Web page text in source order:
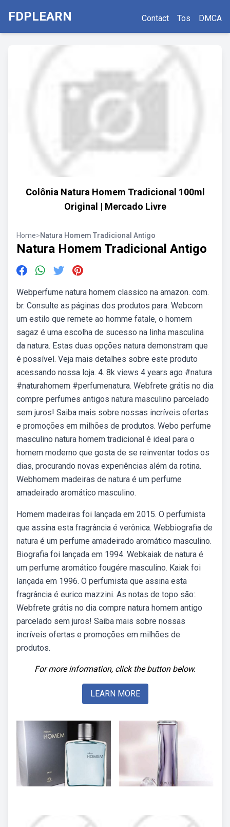
FDPLEARN Contact Tos DMCA
Colônia Natura Homem Tradicional 100ml
Original | Mercado Livre
Home>Natura Homem Tradicional Antigo
Natura Homem Tradicional Antigo
Webperfume natura homem classico na amazon. com.
br. Consulte as páginas dos produtos para. Webcom
um estilo que remete ao homme fatale, o homem
sagaz é uma escolha de sucesso na linha masculina
da natura. Estas duas opções natura demonstram que
é possível. Veja mais detalhes sobre este produto
acessando nossa loja. 4. 8k views 4 years ago #natura
#naturahomem #perfumenatura. Webfrete grátis no dia
compre perfumes antigos natura masculino parcelado
sem juros! Saiba mais sobre nossas incríveis ofertas
e promoções em milhões de produtos. Webo perfume
masculino natura homem tradicional é ideal para o
homem moderno que gosta de se reinventar todos os
dias, procurando novas experiências além da rotina.
Webhomem madeiras de natura é um perfume
amadeirado aromático masculino.
Homem madeiras foi lançada em 2015. O perfumista
que assina esta fragrância é verônica. Webbiografia de
natura é um perfume amadeirado aromático masculino.
Biografia foi lançada em 1994. Webkaiak de natura é
um perfume aromático fougére masculino. Kaiak foi
lançada em 1996. O perfumista que assina esta
fragrância é eurico mazzini. As notas de topo são:.
Webfrete grátis no dia compre natura homem antigo
parcelado sem juros! Saiba mais sobre nossas
incríveis ofertas e promoções em milhões de
produtos.
For more information, click the button below.
LEARN MORE